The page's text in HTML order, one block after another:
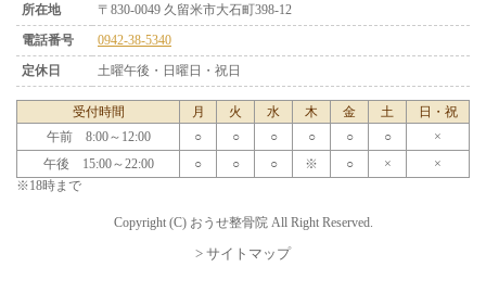
所在地
〒830-0049 久留米市大石町398-12
電話番号
0942-38-5340
定休日
土曜午後・日曜日・祝日
受付時間 月 火 水 木 金 土
日・祝
午前 8:00～12:00
○ ○ ○ ○ ○ ○
×
午後 15:00～22:00
○ ○ ○ ※ ○ ×
×
※18時まで
Copyright (C) おうせ整骨院 All Right Reserved.
> サイトマップ